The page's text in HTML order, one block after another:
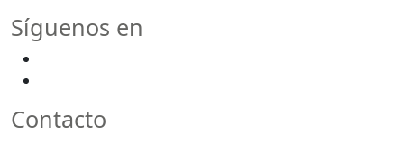
Síguenos en
Contacto